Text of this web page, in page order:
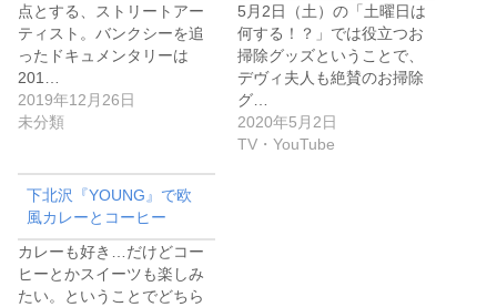
点とする、ストリートアー
ティスト。バンクシーを追
ったドキュメンタリーは
201…
2019年12月26日
未分類
5月2日（土）の「土曜日は
何する！？」では役立つお
掃除グッズということで、
デヴィ夫人も絶賛のお掃除
グ…
2020年5月2日
TV・YouTube
下北沢『YOUNG』で欧
風カレーとコーヒー
カレーも好き…だけどコー
ヒーとかスイーツも楽しみ
たい。ということでどちら